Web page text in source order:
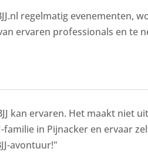
regelmatig evenementen,
ervaren professionals en te
kan ervaren. Het maakt
familie in Pijnacker en ervaar
avontuur!"